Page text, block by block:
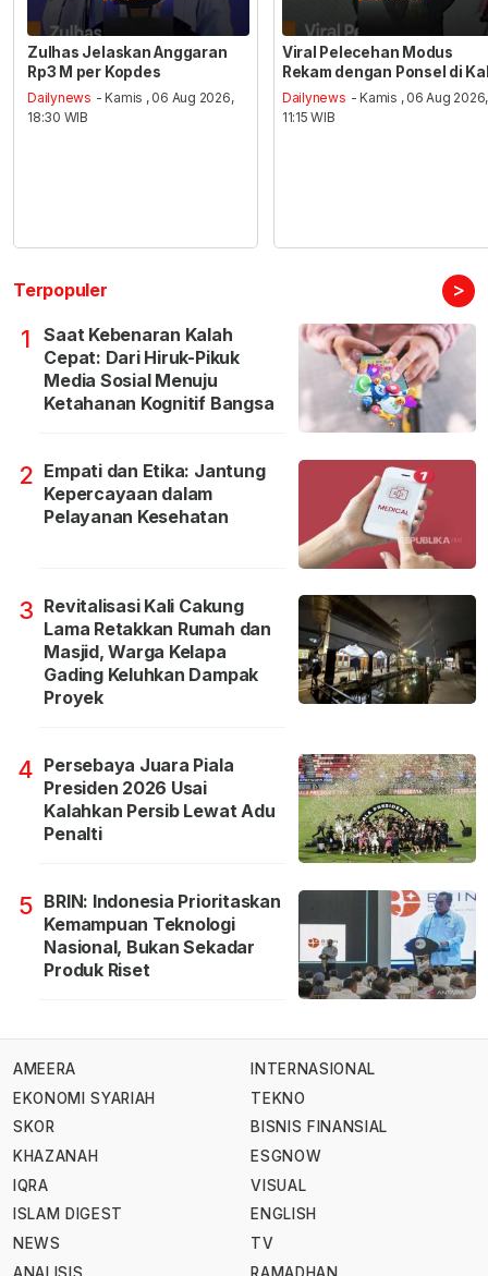
Zulhas Jelaskan Anggaran
Rp3 M per Kopdes
Dailynews - Kamis , 06 Aug 2026,
18:30 WIB
Viral Pelecehan Modus
Rekam dengan Ponsel di
Dailynews - Kamis , 06 Aug 2026,
11:15 WIB
Terpopuler >
1
Saat Kebenaran Kalah
Cepat: Dari Hiruk-Pikuk
Media Sosial Menuju
Ketahanan Kognitif Bangsa
2 Empati dan Etika: Jantung
Kepercayaan dalam
Pelayanan Kesehatan
3 Revitalisasi Kali Cakung
Lama Retakkan Rumah dan
Masjid, Warga Kelapa
Gading Keluhkan Dampak
Proyek
4 Persebaya Juara Piala
Presiden 2026 Usai
Kalahkan Persib Lewat Adu
Penalti
5 BRIN: Indonesia Prioritaskan
Kemampuan Teknologi
Nasional, Bukan Sekadar
Produk Riset
AMEERA
EKONOMI SYARIAH
SKOR
KHAZANAH
IQRA
ISLAM DIGEST
NEWS
ANALISIS
INTERNASIONAL
TEKNO
BISNIS FINANSIAL
ESGNOW
VISUAL
ENGLISH
TV
RAMADHAN